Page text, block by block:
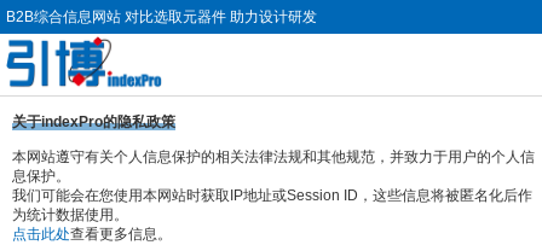
B2B综合信息网站 对比选取元器件 助力设计研发
关于indexPro的隐私政策
本网站遵守有关个人信息保护的相关法律法规和其他规范，并致力于用户的个人信
息保护。
我们可能会在您使用本网站时获取IP地址或Session ID，这些信息将被匿名化后作
为统计数据使用。
点击此处查看更多信息。